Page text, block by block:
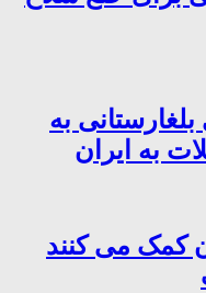
به
به ایران
کمک می کنند